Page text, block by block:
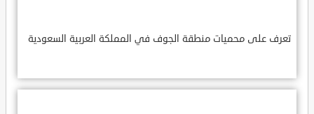
تعرف على محميات منطقة الجوف في المملكة العربية السعودية